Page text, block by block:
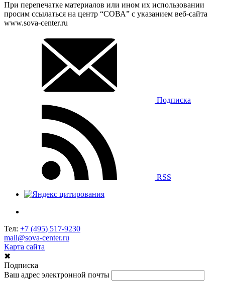
При перепечатке материалов или ином их использовании
просим ссылаться на центр “СОВА” с указанием веб-сайта
www.sova-center.ru
Подписка
RSS
Тел: +7 (495) 517-9230
mail@sova-center.ru
Карта сайта
✖
Подписка
Ваш адрес электронной почты